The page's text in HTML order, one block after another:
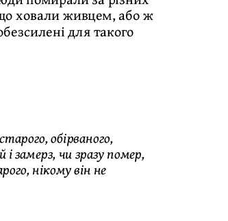
ховали живцем, або ж
для такого
обірваного,
замерз, чи зразу помер,
нікому він не